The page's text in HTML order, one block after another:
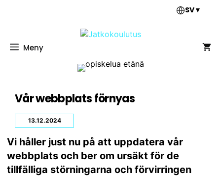
SV▼
Meny
Vår webbplats förnyas
13.12.2024
Vi håller just nu på att uppdatera vår
webbplats och ber om ursäkt för de
tillfälliga störningarna och förvirringen